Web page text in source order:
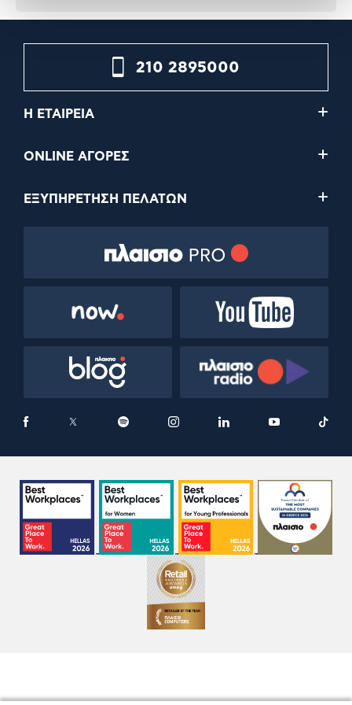
210 2895000
Η ΕΤΑΙΡΕΙΑ
ONLINE ΑΓΟΡΕΣ
ΕΞΥΠΗΡΕΤΗΣΗ ΠΕΛΑΤΩΝ